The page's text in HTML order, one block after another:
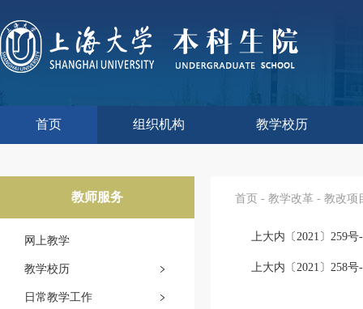
首页 组织机构 教学校历
教师服务
网上教学
教学校历
日常教学工作
首页 - 教学改革 - 教改项
上大内〔2021〕259
上大内〔2021〕258